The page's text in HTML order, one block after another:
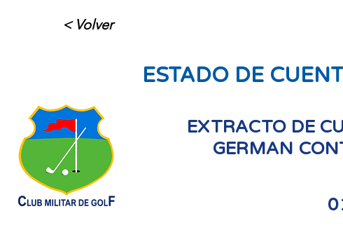
< Volver
ESTADO DE
EXTRACTO DE
GERMAN